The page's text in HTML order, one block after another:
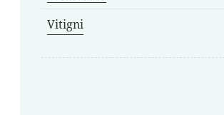
Vitigni